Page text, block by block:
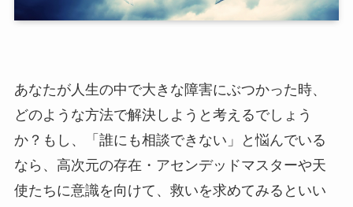
あなたが人生の中で大きな障害にぶつかった時、
どのような方法で解決しようと考えるでしょう
か？もし、「誰にも相談できない」と悩んでいる
なら、高次元の存在・アセンデッドマスターや天
使たちに意識を向けて、救いを求めてみるといい